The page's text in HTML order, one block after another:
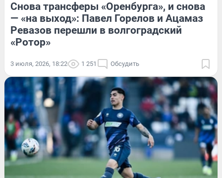
Снова трансферы «Оренбурга», и снова
— «на выход»: Павел Горелов и Ацамаз
Ревазов перешли в волгоградский
«Ротор»
3 июля, 2026, 18:22 1 251 Обсудить